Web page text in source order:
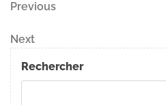
Navigation
de
l’article
Previous
Previous
Next
Post
Next
Rechercher